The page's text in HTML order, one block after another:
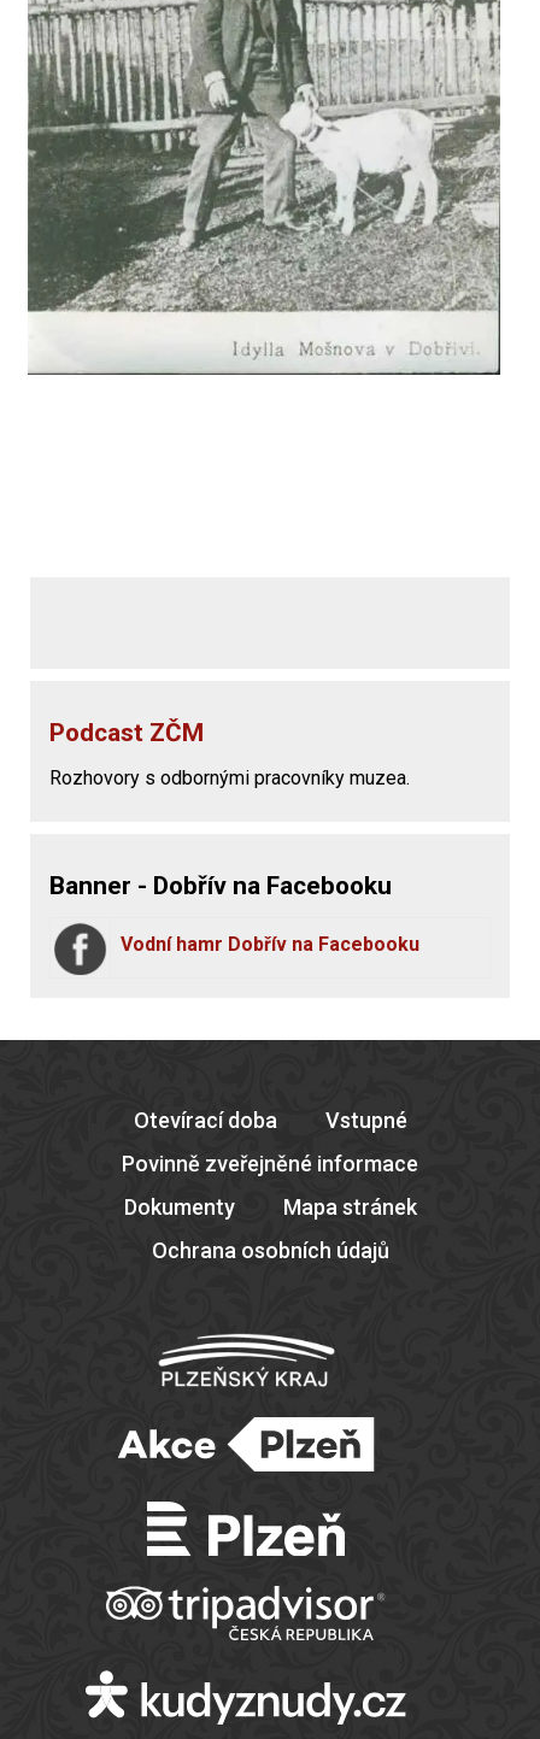
Podcast ZČM
Rozhovory s odbornými pracovníky muzea.
Banner - Dobřív na Facebooku
Vodní hamr Dobřív na Facebooku
Otevírací doba
Vstupné
Povinně zveřejněné informace
Dokumenty
Mapa stránek
Ochrana osobních údajů